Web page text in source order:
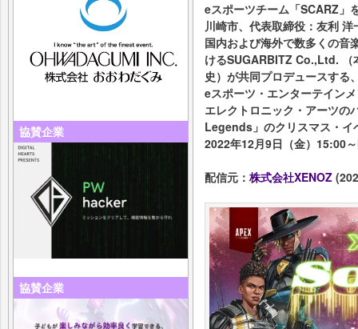
協賛企業
協賛企業
eスポーツチーム「SCARZ」
川崎市、代表取締役：友利 洋
国内および海外で数多くの音
けるSUGARBITZ Co.,Ltd. （
史）が共同プロデュースする
eスポーツ・エンターテイン
エレクトロニック・アーツの
Legends」のクリスマス・イ
2022年12月9日（金）15:00
配信元： 株式会社XENOZ